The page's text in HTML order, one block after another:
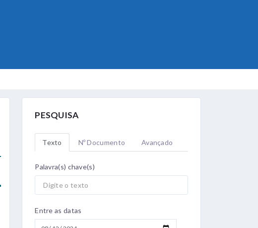
PESQUISA
Texto Nº Documento Avançado
Palavra(s) chave(s)
Entre as datas